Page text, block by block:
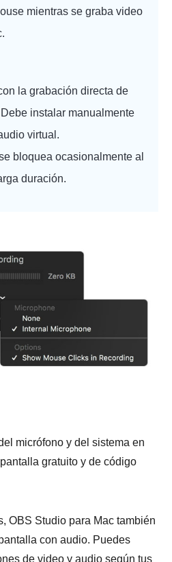
mientras se graba video
la grabación directa de
instalar manualmente
virtual.
bloquea ocasionalmente al
duración.
micrófono y del sistema en
gratuito y de código
OBS Studio para Mac también
con audio. Puedes
de video y audio según tus